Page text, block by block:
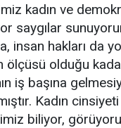
kadın ve
saygılar
hakları da
olduğu
iş başına
Kadın
biliyor,